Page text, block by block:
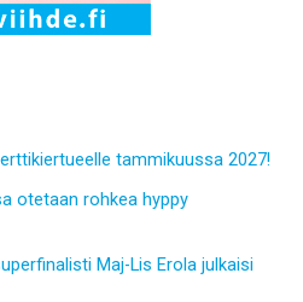
tammikuussa 2027!
otetaan rohkea hyppy
Maj-Lis Erola julkaisi